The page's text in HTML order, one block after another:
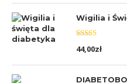
Wigilia i
Oceniono
5.00na 5
44,00zł